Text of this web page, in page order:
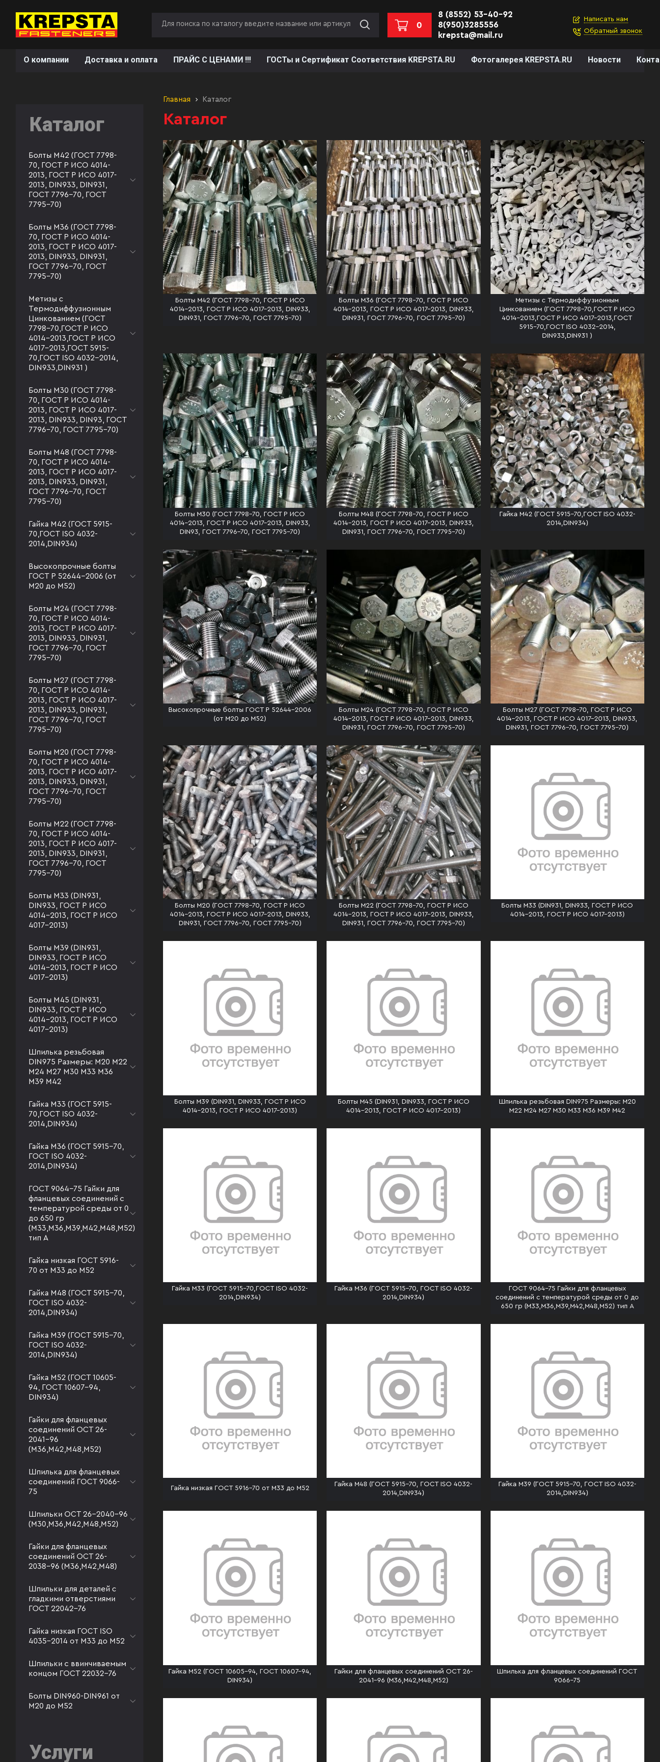
0
8 (8552) 53-40-92
8(950)3285556
krepsta@mail.ru
Написать нам
Обратный звонок
О компании Доставка и оплата ПРАЙС С ЦЕНАМИ !!! ГОСТы и Сертификат Соответствия KREPSTA.RU Фотогалерея KREPSTA.RU Новости
Каталог
Болты М42 (ГОСТ 7798-
70, ГОСТ Р ИСО 4014-
2013, ГОСТ Р ИСО 4017-
2013, DIN933, DIN931,
ГОСТ 7796-70, ГОСТ
7795-70)
Болты М36 (ГОСТ 7798-
70, ГОСТ Р ИСО 4014-
2013, ГОСТ Р ИСО 4017-
2013, DIN933, DIN931,
ГОСТ 7796-70, ГОСТ
7795-70)
Метизы с
Термодиффузионным
Цинкованием (ГОСТ
7798-70,ГОСТ Р ИСО
4014-2013,ГОСТ Р ИСО
4017-2013,ГОСТ 5915-
70,ГОСТ ISO 4032-2014,
DIN933,DIN931 )
Болты М30 (ГОСТ 7798-
70, ГОСТ Р ИСО 4014-
2013, ГОСТ Р ИСО 4017-
2013, DIN933, DIN93, ГОСТ
7796-70, ГОСТ 7795-70)
Болты М48 (ГОСТ 7798-
70, ГОСТ Р ИСО 4014-
2013, ГОСТ Р ИСО 4017-
2013, DIN933, DIN931,
ГОСТ 7796-70, ГОСТ
7795-70)
Гайка М42 (ГОСТ 5915-
70,ГОСТ ISO 4032-
2014,DIN934)
Высокопрочные болты
ГОСТ Р 52644-2006 (от
М20 до М52)
Болты М24 (ГОСТ 7798-
70, ГОСТ Р ИСО 4014-
2013, ГОСТ Р ИСО 4017-
2013, DIN933, DIN931,
ГОСТ 7796-70, ГОСТ
7795-70)
Болты М27 (ГОСТ 7798-
70, ГОСТ Р ИСО 4014-
2013, ГОСТ Р ИСО 4017-
2013, DIN933, DIN931,
ГОСТ 7796-70, ГОСТ
7795-70)
Болты М20 (ГОСТ 7798-
70, ГОСТ Р ИСО 4014-
2013, ГОСТ Р ИСО 4017-
2013, DIN933, DIN931,
ГОСТ 7796-70, ГОСТ
7795-70)
Болты М22 (ГОСТ 7798-
70, ГОСТ Р ИСО 4014-
2013, ГОСТ Р ИСО 4017-
2013, DIN933, DIN931,
ГОСТ 7796-70, ГОСТ
7795-70)
Болты М33 (DIN931,
DIN933, ГОСТ Р ИСО
4014-2013, ГОСТ Р ИСО
4017-2013)
Болты М39 (DIN931,
DIN933, ГОСТ Р ИСО
4014-2013, ГОСТ Р ИСО
4017-2013)
Болты М45 (DIN931,
DIN933, ГОСТ Р ИСО
4014-2013, ГОСТ Р ИСО
4017-2013)
Шпилька резьбовая
DIN975 Размеры: М20 М22
М24 М27 М30 М33 М36
М39 М42
Гайка М33 (ГОСТ 5915-
70,ГОСТ ISO 4032-
2014,DIN934)
Гайка М36 (ГОСТ 5915-70,
ГОСТ ISO 4032-
2014,DIN934)
ГОСТ 9064-75 Гайки для
фланцевых соединений с
температурой среды от 0
до 650 гр
(М33,М36,М39,М42,М48,М52)
тип А
Гайка низкая ГОСТ 5916-
70 от М33 до М52
Гайка М48 (ГОСТ 5915-70,
ГОСТ ISO 4032-
2014,DIN934)
Гайка М39 (ГОСТ 5915-70,
ГОСТ ISO 4032-
2014,DIN934)
Гайка М52 (ГОСТ 10605-
94, ГОСТ 10607-94,
DIN934)
Гайки для фланцевых
соединений ОСТ 26-
2041-96
(М36,М42,М48,М52)
Шпилька для фланцевых
соединений ГОСТ 9066-
75
Шпильки ОСТ 26-2040-96
(М30,М36,М42,М48,М52)
Гайки для фланцевых
соединений ОСТ 26-
2038-96 (М36,М42,М48)
Шпильки для деталей с
гладкими отверстиями
ГОСТ 22042-76
Гайка низкая ГОСТ ISO
4035-2014 от М33 до М52
Шпильки с ввинчиваемым
концом ГОСТ 22032-76
Болты DIN960-DIN961 от
М20 до М52
Услуги
Главная Каталог
Каталог
Болты М42 (ГОСТ 7798-70, ГОСТ Р ИСО
4014-2013, ГОСТ Р ИСО 4017-2013, DIN933,
DIN931, ГОСТ 7796-70, ГОСТ 7795-70)
Болты М36 (ГОСТ 7798-70, ГОСТ Р ИСО
4014-2013, ГОСТ Р ИСО 4017-2013, DIN933,
DIN931, ГОСТ 7796-70, ГОСТ 7795-70)
Метизы с Термодиффузионным
Цинкованием (ГОСТ 7798-70,ГОСТ Р ИСО
4014-2013,ГОСТ Р ИСО 4017-2013,ГОСТ
5915-70,ГОСТ ISO 4032-2014,
DIN933,DIN931 )
Болты М30 (ГОСТ 7798-70, ГОСТ Р ИСО
4014-2013, ГОСТ Р ИСО 4017-2013, DIN933,
DIN93, ГОСТ 7796-70, ГОСТ 7795-70)
Болты М48 (ГОСТ 7798-70, ГОСТ Р ИСО
4014-2013, ГОСТ Р ИСО 4017-2013, DIN933,
DIN931, ГОСТ 7796-70, ГОСТ 7795-70)
Гайка М42 (ГОСТ 5915-70,ГОСТ ISO 4032-
2014,DIN934)
Высокопрочные болты ГОСТ Р 52644-2006
(от М20 до М52)
Болты М24 (ГОСТ 7798-70, ГОСТ Р ИСО
4014-2013, ГОСТ Р ИСО 4017-2013, DIN933,
DIN931, ГОСТ 7796-70, ГОСТ 7795-70)
Болты М27 (ГОСТ 7798-70, ГОСТ Р ИСО
4014-2013, ГОСТ Р ИСО 4017-2013, DIN933,
DIN931, ГОСТ 7796-70, ГОСТ 7795-70)
Болты М20 (ГОСТ 7798-70, ГОСТ Р ИСО
4014-2013, ГОСТ Р ИСО 4017-2013, DIN933,
DIN931, ГОСТ 7796-70, ГОСТ 7795-70)
Болты М22 (ГОСТ 7798-70, ГОСТ Р ИСО
4014-2013, ГОСТ Р ИСО 4017-2013, DIN933,
DIN931, ГОСТ 7796-70, ГОСТ 7795-70)
Болты М33 (DIN931, DIN933, ГОСТ Р ИСО
4014-2013, ГОСТ Р ИСО 4017-2013)
Болты М39 (DIN931, DIN933, ГОСТ Р ИСО
4014-2013, ГОСТ Р ИСО 4017-2013)
Болты М45 (DIN931, DIN933, ГОСТ Р ИСО
4014-2013, ГОСТ Р ИСО 4017-2013)
Шпилька резьбовая DIN975 Размеры: М20
М22 М24 М27 М30 М33 М36 М39 М42
Гайка М33 (ГОСТ 5915-70,ГОСТ ISO 4032-
2014,DIN934)
Гайка М36 (ГОСТ 5915-70, ГОСТ ISO 4032-
2014,DIN934)
ГОСТ 9064-75 Гайки для фланцевых
соединений с температурой среды от 0 до
650 гр (М33,М36,М39,М42,М48,М52) тип А
Гайка низкая ГОСТ 5916-70 от М33 до М52
Гайка М48 (ГОСТ 5915-70, ГОСТ ISO 4032-
2014,DIN934)
Гайка М39 (ГОСТ 5915-70, ГОСТ ISO 4032-
2014,DIN934)
Гайка М52 (ГОСТ 10605-94, ГОСТ 10607-94,
DIN934)
Гайки для фланцевых соединений ОСТ 26-
2041-96 (М36,М42,М48,М52)
Шпилька для фланцевых соединений ГОСТ
9066-75